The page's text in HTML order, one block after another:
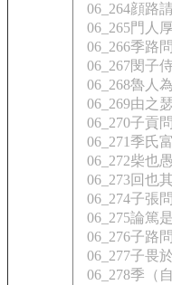
06_264顔路
06_265門人
06_266季路
06_267閔子
06_268魯人
06_269由之
06_270子貢
06_271季氏
06_272柴也
06_273回也
06_274子張
06_275論篤
06_276子路
06_277子畏
06_278季（